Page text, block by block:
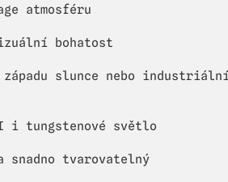
atmosféru
bohatost
slunce nebo
i tungstenové světlo
snadno tvarovatelný